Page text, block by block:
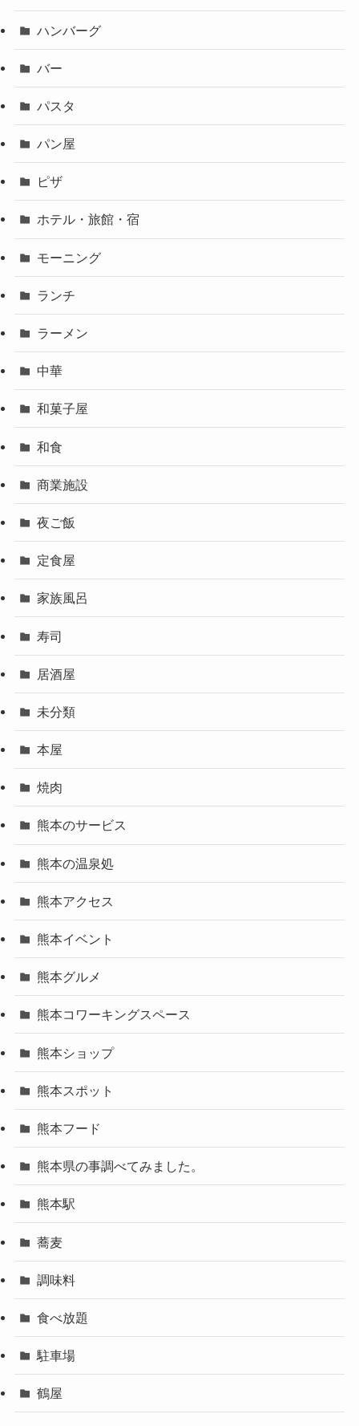
ハンバーグ
バー
パスタ
パン屋
ピザ
ホテル・旅館・宿
モーニング
ランチ
ラーメン
中華
和菓子屋
和食
商業施設
夜ご飯
定食屋
家族風呂
寿司
居酒屋
未分類
本屋
焼肉
熊本のサービス
熊本の温泉処
熊本アクセス
熊本イベント
熊本グルメ
熊本コワーキングスペース
熊本ショップ
熊本スポット
熊本フード
熊本県の事調べてみました。
熊本駅
蕎麦
調味料
食べ放題
駐車場
鶴屋